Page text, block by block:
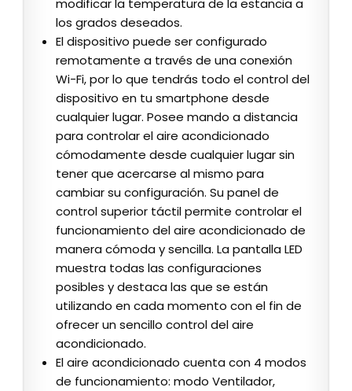
modificar la temperatura de la estancia a
los grados deseados.
El dispositivo puede ser configurado
remotamente a través de una conexión
Wi-Fi, por lo que tendrás todo el control del
dispositivo en tu smartphone desde
cualquier lugar. Posee mando a distancia
para controlar el aire acondicionado
cómodamente desde cualquier lugar sin
tener que acercarse al mismo para
cambiar su configuración. Su panel de
control superior táctil permite controlar el
funcionamiento del aire acondicionado de
manera cómoda y sencilla. La pantalla LED
muestra todas las configuraciones
posibles y destaca las que se están
utilizando en cada momento con el fin de
ofrecer un sencillo control del aire
acondicionado.
El aire acondicionado cuenta con 4 modos
de funcionamiento: modo Ventilador,